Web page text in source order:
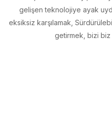
getirmek, bizi biz